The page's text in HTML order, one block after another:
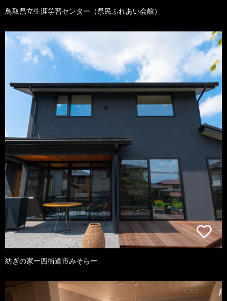
鳥取県立生涯学習センター（県民ふれあい会館）
紡ぎの家ー四街道市みそらー